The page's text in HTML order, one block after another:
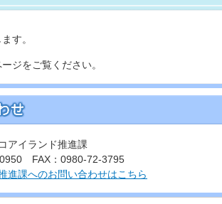
す。
ジをご覧ください。
アイランド推進課
FAX：0980-72-3795
進課へのお問い合わせはこちら